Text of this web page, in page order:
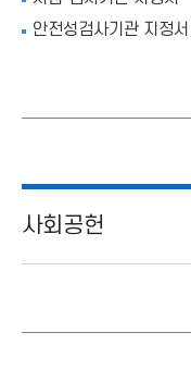
안전성검사기관 지정서
사회공헌